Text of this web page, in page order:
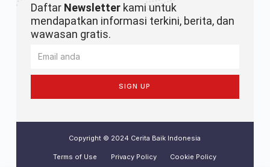
Daftar Newsletterkami untuk
mendapatkan informasi terkini, berita, dan
wawasan gratis.
SIGN UP
Copyright © 2024 Cerita Baik Indonesia
Terms of Use Privacy Policy Cookie Policy